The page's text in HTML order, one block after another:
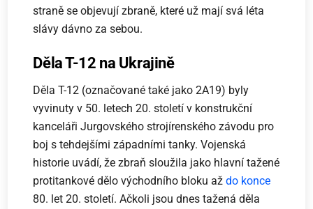
straně se objevují zbraně, které už mají svá léta
slávy dávno za sebou.
Děla T-12 na Ukrajině
Děla T-12 (označované také jako 2A19) byly
vyvinuty v 50. letech 20. století v konstrukční
kanceláři Jurgovského strojírenského závodu pro
boj s tehdejšími západními tanky. Vojenská
historie uvádí, že zbraň sloužila jako hlavní tažené
protitankové dělo východního bloku aždo konce
80. let 20. století. Ačkoli jsou dnes tažená děla